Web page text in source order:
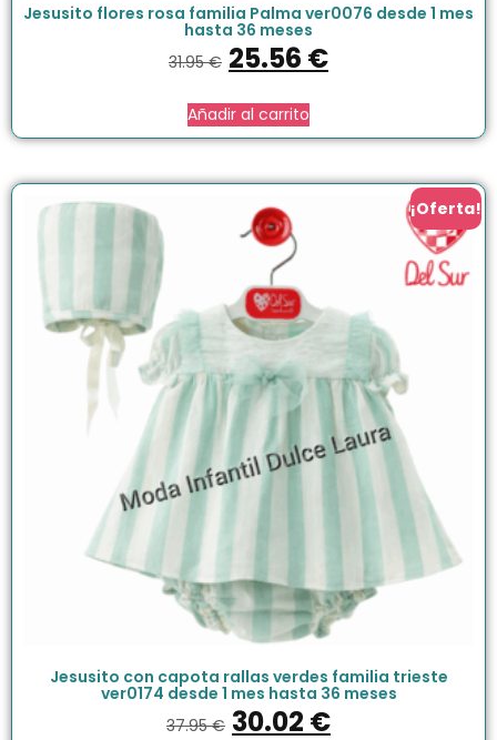
Jesusito flores rosa familia Palma ver0076 desde 1 mes
hasta 36 meses
31.95€ 25.56 €
Añadir al carrito
¡Oferta!
Jesusito con capota rallas verdes familia trieste
ver0174 desde 1 mes hasta 36 meses
37.95€ 30.02 €